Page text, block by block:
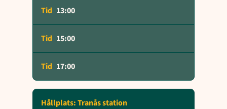
13:00
15:00
17:00
Hållplats: Tranås station